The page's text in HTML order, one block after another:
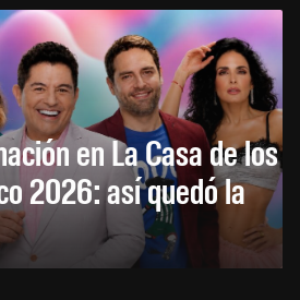
en La Casa de los
2026: así quedó la